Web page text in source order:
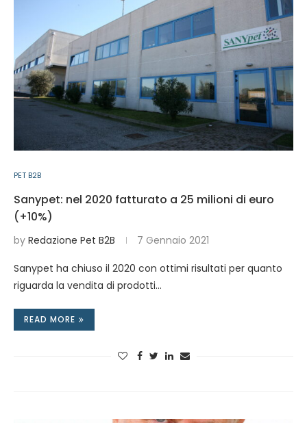
PET B2B
Sanypet: nel 2020 fatturato a 25 milioni di euro
(+10%)
by Redazione Pet B2B 7 Gennaio 2021
Sanypet ha chiuso il 2020 con ottimi risultati per quanto
riguarda la vendita di prodotti…
READ MORE